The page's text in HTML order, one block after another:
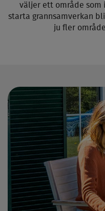
väljer ett område som
starta grannsamverkan
ju fler